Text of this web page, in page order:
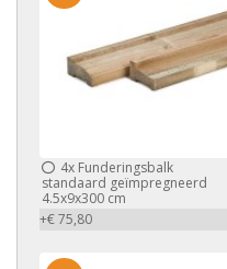
4x Funderingsbalk
standaard geïmpregneerd
4.5x9x300 cm
+€ 75,80